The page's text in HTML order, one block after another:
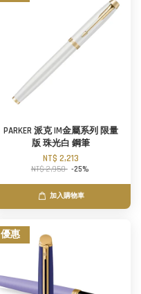
PARKER 派克 IM金屬系列 限量
版 珠光白 鋼筆
NT$ 2,213
NT$ 2,950 -25%
加入購物車
優惠